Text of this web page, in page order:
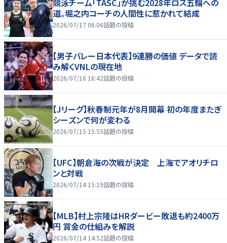
競泳チーム「TASC」が挑む2028年ロス五輪への
道。堀之内コーチの人間性に惹かれて結成
2026/07/17 06:06話題の投稿
【男子バレー日本代表】9連勝の価値 データで読
み解くVNLの現在地
2026/07/16 16:42話題の投稿
【Jリーグ】秋春制元年が8月開幕 初の年度またぎ
シーズンで何が変わる
2026/07/15 15:55話題の投稿
【UFC】朝倉海の次戦が決定 上海でアオリチロ
ンと対戦
2026/07/14 15:19話題の投稿
【MLB】村上宗隆はHRダービー敗退も約2400万
円 賞金の仕組みを解説
2026/07/14 14:52話題の投稿